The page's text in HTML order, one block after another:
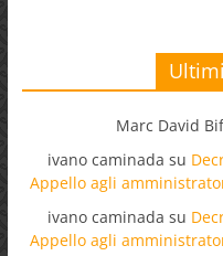
Marc David
ivano caminada su
Appello agli
ivano caminada su
Appello agli